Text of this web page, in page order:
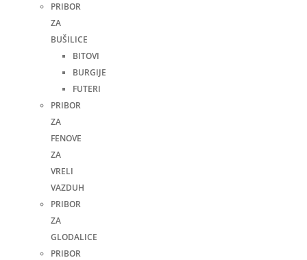
PRIBOR
ZA
BUŠILICE
BITOVI
BURGIJE
FUTERI
PRIBOR
ZA
FENOVE
ZA
VRELI
VAZDUH
PRIBOR
ZA
GLODALICE
PRIBOR